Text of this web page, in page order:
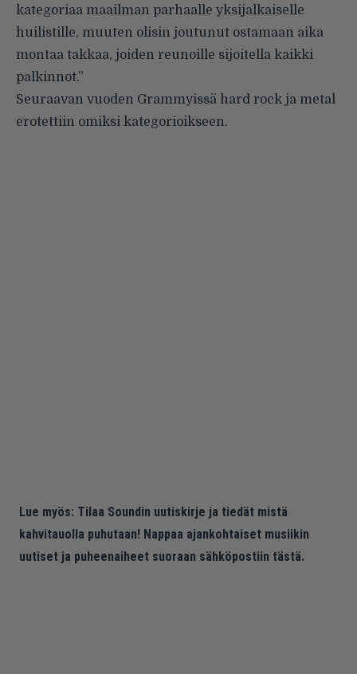
kategoriaa maailman parhaalle yksijalkaiselle
huilistille, muuten olisin joutunut ostamaan aika
montaa takkaa, joiden reunoille sijoitella kaikki
palkinnot.”
Seuraavan vuoden Grammyissä hard rock ja metal
erotettiin omiksi kategorioikseen.
Lue myös: Tilaa Soundin uutiskirje ja tiedät mistä
kahvitauolla puhutaan! Nappaa ajankohtaiset musiikin
uutiset ja puheenaiheet suoraan sähköpostiin tästä.